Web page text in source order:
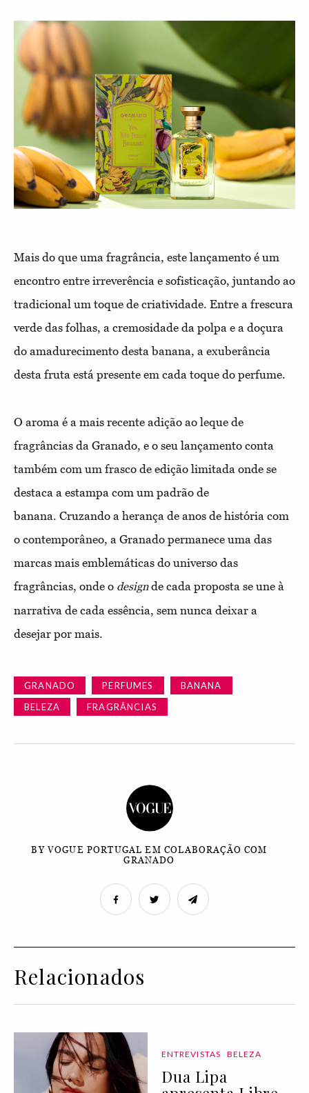
Mais do que uma fragrância, este lançamento é um
encontro entre irreverência e sofisticação, juntando ao
tradicional um toque de criatividade. Entre a frescura
verde das folhas, a cremosidade da polpa e a doçura
do amadurecimento desta banana, a exuberância
desta fruta está presente em cada toque do perfume.
O aroma é a mais recente adição ao leque de
fragrâncias da Granado, e o seu lançamento conta
também com um frasco de edição limitada onde se
destaca a estampa com um padrão de
banana. Cruzando a herança de anos de história com
o contemporâneo, a Granado permanece uma das
marcas mais emblemáticas do universo das
fragrâncias, onde o designde cada proposta se une à
narrativa de cada essência, sem nunca deixar a
desejar por mais.
GRANADO PERFUMES
BANANA
BELEZA
FRAGRÂNCIAS
BY VOGUE PORTUGAL EM COLABORAÇÃO COM
GRANADO
Relacionados
ENTREVISTAS BELEZA
Dua Lipa